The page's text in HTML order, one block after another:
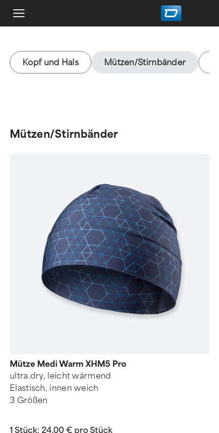
Kopf und Hals Mützen/Stirnbänder
Mützen/Stirnbänder
Mütze Medi Warm XHM5 Pro
ultra.dry, leicht wärmend
Elastisch, innen weich
3 Größen
1 Stück: 24,00 € pro Stück